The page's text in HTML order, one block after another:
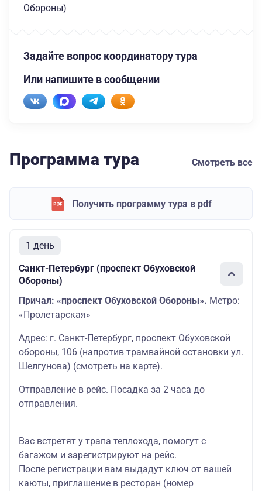
Обороны)
Задайте вопрос координатору тура
Или напишите в сообщении
Программа тура Смотреть все
Получить программу тура в pdf
1 день
Санкт-Петербург (проспект Обуховской
Обороны)
Причал: «проспект Обуховской Обороны». Метро:
«Пролетарская»
Адрес: г. Санкт-Петербург, проспект Обуховской
обороны, 106 (напротив трамвайной остановки ул.
Шелгунова) (смотреть на карте).
Отправление в рейс. Посадка за 2 часа до
отправления.
Вас встретят у трапа теплохода, помогут с
багажом и зарегистрируют на рейс.
После регистрации вам выдадут ключ от вашей
каюты, приглашение в ресторан (номер